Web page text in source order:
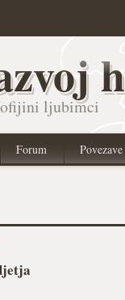
ljubimci
Forum Povezave